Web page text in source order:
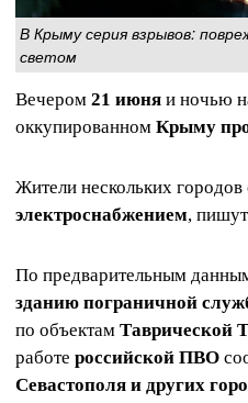
В Крыму серия взрывов:
светом
Вечером 21 июня и ночью
оккупированном Крыму
Жители нескольких
электроснабжением,
По предварительным
зданию пограничной
по объектам Таврической
работе российской ПВО
Севастополя и других